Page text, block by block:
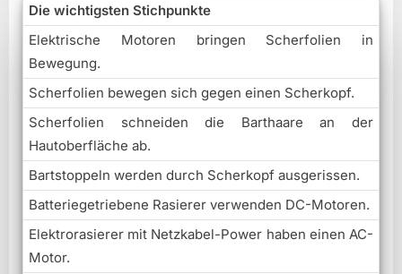
Die wichtigsten Stichpunkte
Elektrische Motoren bringen Scherfolien in
Bewegung.
Scherfolien bewegen sich gegen einen Scherkopf.
Scherfolien schneiden die Barthaare an der
Hautoberfläche ab.
Bartstoppeln werden durch Scherkopf ausgerissen.
Batteriegetriebene Rasierer verwenden DC-Motoren.
Elektrorasierer mit Netzkabel-Power haben einen AC-
Motor.